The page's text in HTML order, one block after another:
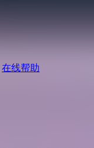
在线帮助